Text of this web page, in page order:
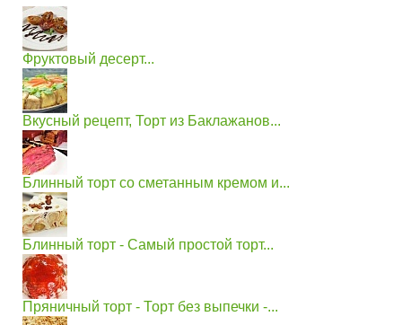
Фруктовый десерт...
Вкусный рецепт, Торт из Баклажанов...
Блинный торт со сметанным кремом и...
Блинный торт - Самый простой торт...
Пряничный торт - Торт без выпечки -...